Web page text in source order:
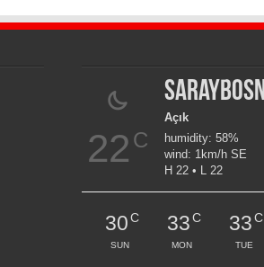
22 C
Açık
humidity: 58%
wind: 1km/h SE
H 22 • L 22
30C
SUN
33C
MON
33C
TUE